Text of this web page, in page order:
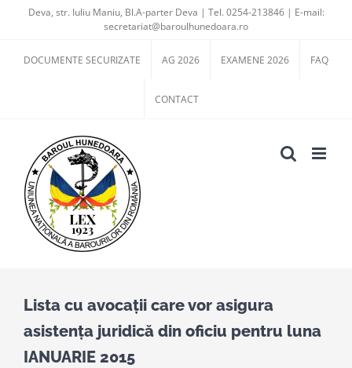
content
Deva, str. Iuliu Maniu, Bl.A-parter Deva | Tel. 0254-213846 | E-mail:
secretariat@baroulhunedoara.ro
DOCUMENTE SECURIZATE AG 2026 EXAMENE 2026 FAQ
CONTACT
Lista cu avocații care vor asigura
asistența juridică din oficiu pentru luna
IANUARIE 2015